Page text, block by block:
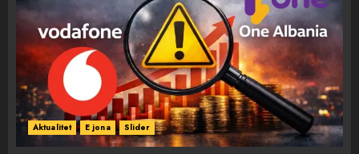
Aktualitet E jona Slider